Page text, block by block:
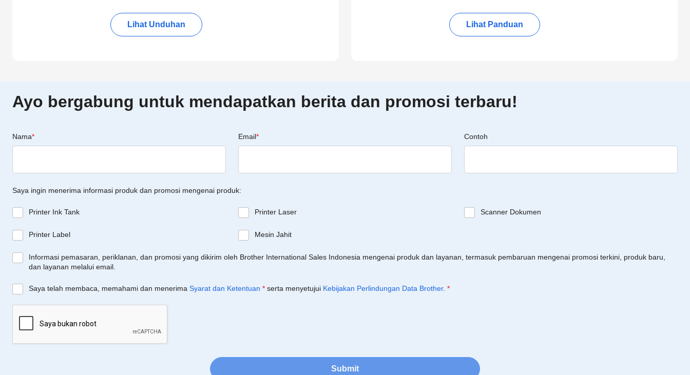
Lihat Unduhan Lihat Panduan
Ayo bergabung untuk mendapatkan berita dan promosi terbaru!
Nama* Email* Contoh
Saya ingin menerima informasi produk dan promosi mengenai produk:
Printer Ink Tank Printer Laser Scanner Dokumen
Printer Label Mesin Jahit
Informasi pemasaran, periklanan, dan promosi yang dikirim oleh Brother International Sales Indonesia mengenai produk dan layanan, termasuk pembaruan mengenai promosi terkini, produk baru,
dan layanan melalui email.
Saya telah membaca, memahami dan menerima Syarat dan Ketentuan * serta menyetujui Kebijakan Perlindungan Data Brother. *
Submit